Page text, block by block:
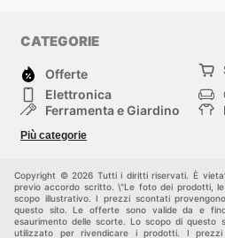
CATEGORIE
Offerte
Elettronica
Ferramenta e Giardino
Bambini e Neonati
Più categorie
Copyright © 2026 Tutti i diritti riservati. È
previo accordo scritto. \"Le foto dei prodotti,
scopo illustrativo. I prezzi scontati
questo sito. Le offerte sono valide da e
esaurimento delle scorte. Lo scopo di questo
utilizzato per rivendicare i prodotti. I